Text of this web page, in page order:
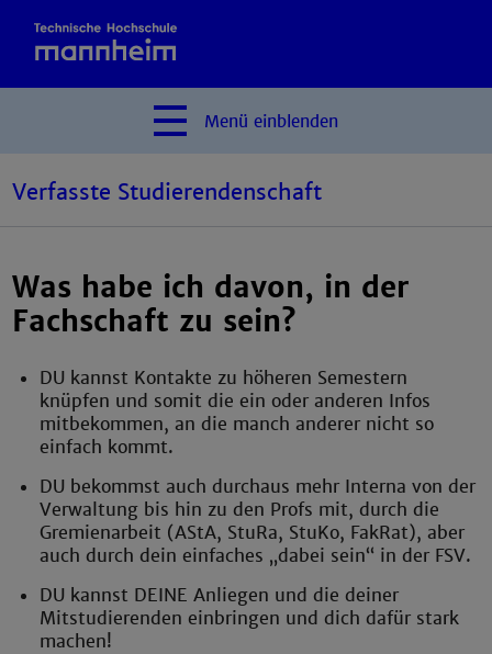
Menü einblenden
Verfasste Studierendenschaft
Was habe ich davon, in der
Fachschaft zu sein?
DU kannst Kontakte zu höheren Semestern
knüpfen und somit die ein oder anderen Infos
mitbekommen, an die manch anderer nicht so
einfach kommt.
DU bekommst auch durchaus mehr Interna von der
Verwaltung bis hin zu den Profs mit, durch die
Gremienarbeit (AStA, StuRa, StuKo, FakRat), aber
auch durch dein einfaches „dabei sein“ in der FSV.
DU kannst DEINE Anliegen und die deiner
Mitstudierenden einbringen und dich dafür stark
machen!